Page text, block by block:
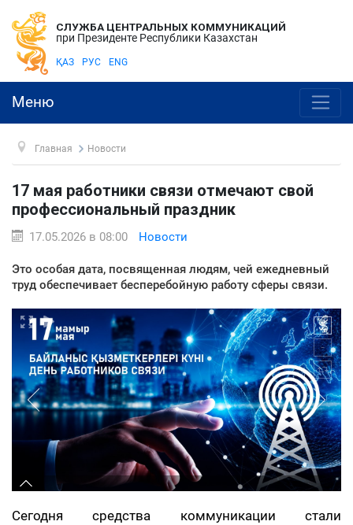
СЛУЖБА ЦЕНТРАЛЬНЫХ КОММУНИКАЦИЙ
при Президенте Республики Казахстан
ҚАЗ РУС ENG
Меню
Главная Новости
17 мая работники связи отмечают свой
профессиональный праздник
17.05.2026 в 08:00 Новости
Это особая дата, посвященная людям, чей ежедневный
труд обеспечивает бесперебойную работу сферы связи.
Сегодня средства коммуникации стали